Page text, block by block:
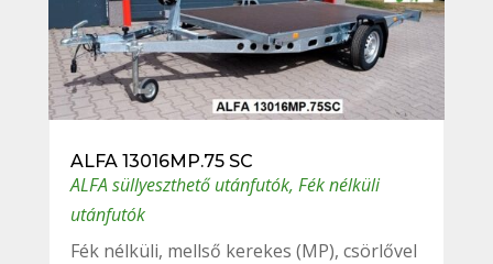
ALFA 13016MP.75 SC
ALFA süllyeszthető utánfutók, Fék nélküli
utánfutók
Fék nélküli, mellső kerekes (MP), csörlővel